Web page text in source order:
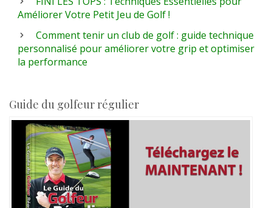
Améliorer Votre Petit Jeu de Golf !
Comment tenir un club de golf : guide technique
personnalisé pour améliorer votre grip et optimiser
la performance
Guide du golfeur régulier